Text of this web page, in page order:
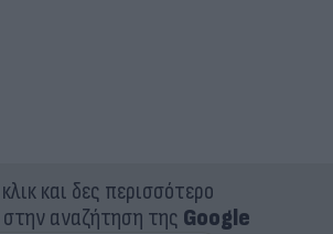
και δες περισσότερο
στην αναζήτηση της Google